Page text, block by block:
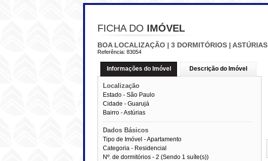
FICHA DO IMÓVEL
BOA LOCALIZAÇÃO | 3 DORMITÓRIOS | ASTÚRIAS
Referência: 83054
Informações do Imóvel Descrição do Imóvel
Localização
Estado - São Paulo
Cidade - Guarujá
Bairro -Astúrias
----------------------------------------------------------------------------
Dados Básicos
Tipo de Imóvel - Apartamento
Categoria - Residencial
Nº. de dormitórios - 2 (Sendo 1 suíte(s))